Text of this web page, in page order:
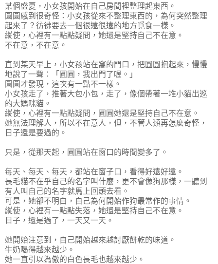
某個盛夏，小女孩開始在自己房間裡整理起東西。
圓圓感到很奇怪：小女孩從來不整理東西的，為何突然整理
起來了？彷彿要去一個很遠很遠的地方覓食一樣。
縱使，心裡有一點點疑問，她還是堅持自己不在意。
不在意，不在意。
直到某天早上，小女孩站在窩的門口，把圓圓抱起來，慢慢
地說了一聲：「圓圓，我出門了喔。」
圓圓才發現，這次有一點不一樣。
小女孩走了，推著大包小包，走了，像個帶著一堆小貓出巡
的大媽咪貓。
縱使，心裡有一點點疑問，圓圓她還是堅持自己不在意。
她無法理解人，所以不在意人，但，不管人類再怎麼奇怪，
日子還是要過的。
只是，從那天起，圓圓站在窗口的時間變多了。
每天、每天、每天，都站在窗子口，看得好遠好遠。
長毛貓不在乎自己的名字叫什麼，更不會像狗那樣，一聽到
有人叫自己的名字就馬上回頭去看。
可是，她卻不明白，自己為何開始作狗最常作的事情。
縱使，心裡有一點點失落，她還是堅持自己不在意。
日子，還是過了，一天又一天。
她開始注意到，自己開始越來越討厭餅乾的味道。
牛奶喝得越來越少。
她一直引以為傲的白色長毛也越來越少。